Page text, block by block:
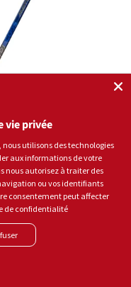
vie privée
nous utilisons des technologies
aux informations de votre
nous autorisez à traiter des
ou vos identifiants
consentement peut affecter
de confidentialité